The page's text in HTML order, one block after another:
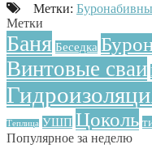
Метки:
Метки
Баня Беседка
Винтовые сваи
Теплица УШП Цоколь
Популярное за неделю